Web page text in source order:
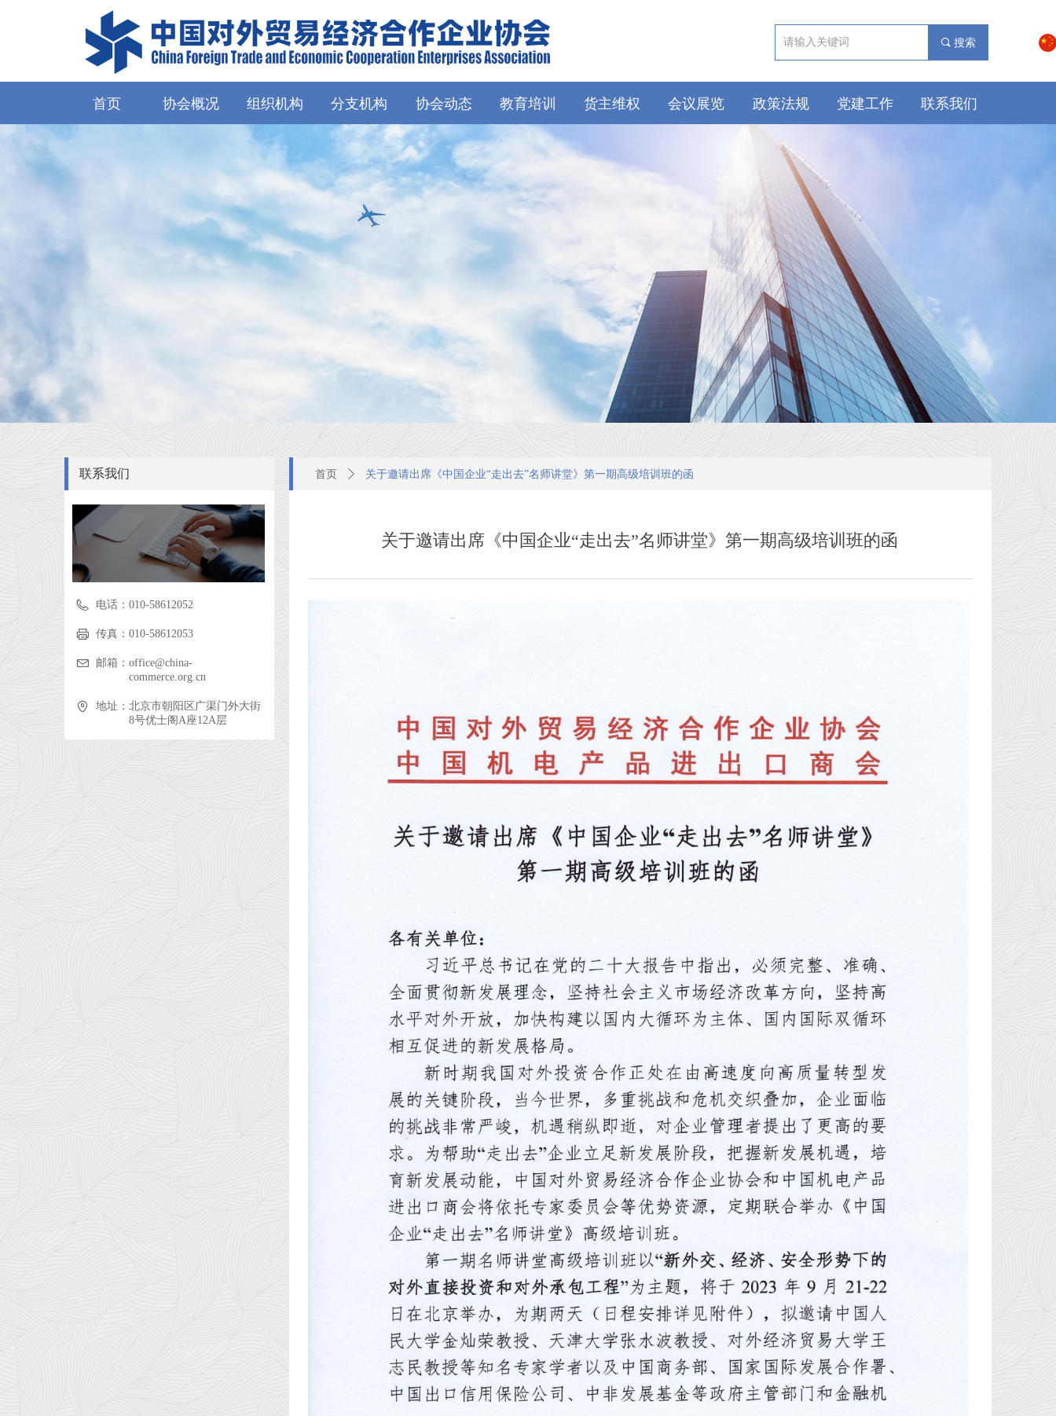
끠 搜索
首页 协会概况 组织机构 分支机构 协会动态 教育培训 货主维权 会议展览 政策法规 党建工作 联系我们
电话： 010-58612052
传真： 010-58612053
邮箱： office@china-
commerce.org.cn
地址： 北京市朝阳区广渠门外大街
8号优士阁A座12A层
联系我们
关于邀请出席《中国企业“走出去”名师讲堂》第一期高级培训班的函
首页 ꄲ 关于邀请出席《中国企业“走出去”名师讲堂》第一期高级培训班的函